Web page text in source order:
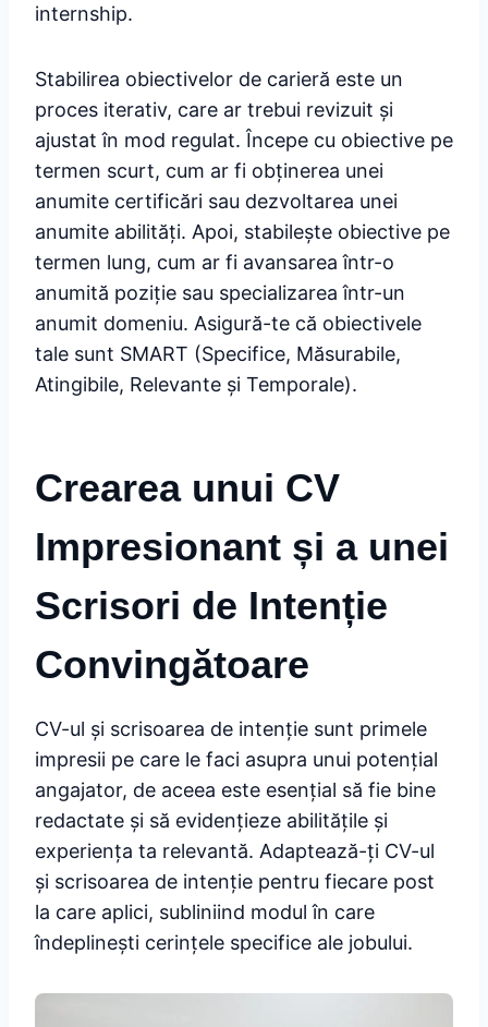
internship.
Stabilirea obiectivelor de carieră este un
proces iterativ, care ar trebui revizuit și
ajustat în mod regulat. Începe cu obiective pe
termen scurt, cum ar fi obținerea unei
anumite certificări sau dezvoltarea unei
anumite abilități. Apoi, stabilește obiective pe
termen lung, cum ar fi avansarea într-o
anumită poziție sau specializarea într-un
anumit domeniu. Asigură-te că obiectivele
tale sunt SMART (Specifice, Măsurabile,
Atingibile, Relevante și Temporale).
Crearea unui CV
Impresionant și a unei
Scrisori de Intenție
Convingătoare
CV-ul și scrisoarea de intenție sunt primele
impresii pe care le faci asupra unui potențial
angajator, de aceea este esențial să fie bine
redactate și să evidențieze abilitățile și
experiența ta relevantă. Adaptează-ți CV-ul
și scrisoarea de intenție pentru fiecare post
la care aplici, subliniind modul în care
îndeplinești cerințele specifice ale jobului.